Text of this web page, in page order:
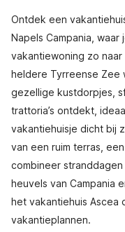
Ontdek een
Napels Campania,
vakantiewoning zo
heldere Tyrreense Zee
gezellige kustdorpjes,
trattoria’s ontdekt,
vakantiehuisje dicht bij
van een ruim terras,
combineer
heuvels van Campania
het vakantiehuis
vakantieplannen.